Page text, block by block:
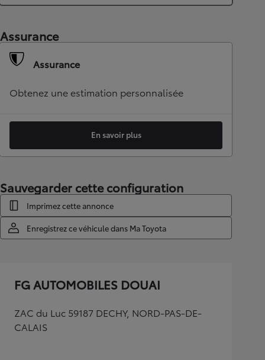
Assurance
Assurance
Obtenez une estimation personnalisée
En savoir plus
Sauvegarder cette configuration
Imprimez cette annonce
Enregistrez ce véhicule dans Ma Toyota
FG AUTOMOBILES DOUAI
ZAC du Luc 59187 DECHY, NORD-PAS-DE-
CALAIS